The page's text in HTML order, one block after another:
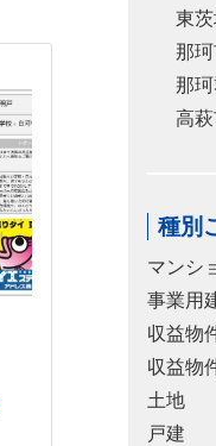
東
那
那
高
種別
マンシ
事業用
収益物
収益物
土地
戸建